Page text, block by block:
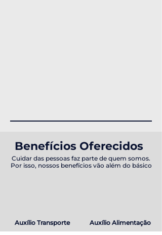
Benefícios Oferecidos
Cuidar das pessoas faz parte de quem somos.
Por isso, nossos benefícios vão além do básico
Auxílio Transporte Auxílio Alimentação